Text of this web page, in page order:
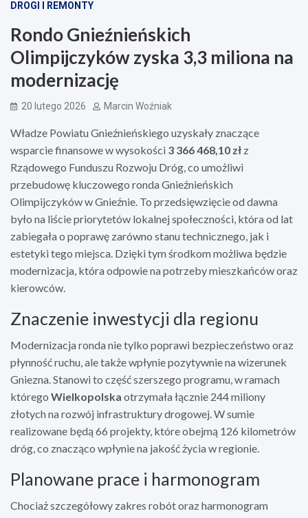
DROGI I REMONTY
Rondo Gnieźnieńskich
Olimpijczyków zyska 3,3 miliona na
modernizację
20 lutego 2026 Marcin Woźniak
Władze Powiatu Gnieźnieńskiego uzyskały znaczące
wsparcie finansowe w wysokości 3 366 468,10 zł z
Rządowego Funduszu Rozwoju Dróg, co umożliwi
przebudowę kluczowego ronda Gnieźnieńskich
Olimpijczyków w Gnieźnie. To przedsięwzięcie od dawna
było na liście priorytetów lokalnej społeczności, która od lat
zabiegała o poprawę zarówno stanu technicznego, jak i
estetyki tego miejsca. Dzięki tym środkom możliwa będzie
modernizacja, która odpowie na potrzeby mieszkańców oraz
kierowców.
Znaczenie inwestycji dla regionu
Modernizacja ronda nie tylko poprawi bezpieczeństwo oraz
płynność ruchu, ale także wpłynie pozytywnie na wizerunek
Gniezna. Stanowi to część szerszego programu, w ramach
którego Wielkopolska otrzymała łącznie 244 miliony
złotych na rozwój infrastruktury drogowej. W sumie
realizowane będą 66 projekty, które obejmą 126 kilometrów
dróg, co znacząco wpłynie na jakość życia w regionie.
Planowane prace i harmonogram
Chociaż szczegółowy zakres robót oraz harmonogram